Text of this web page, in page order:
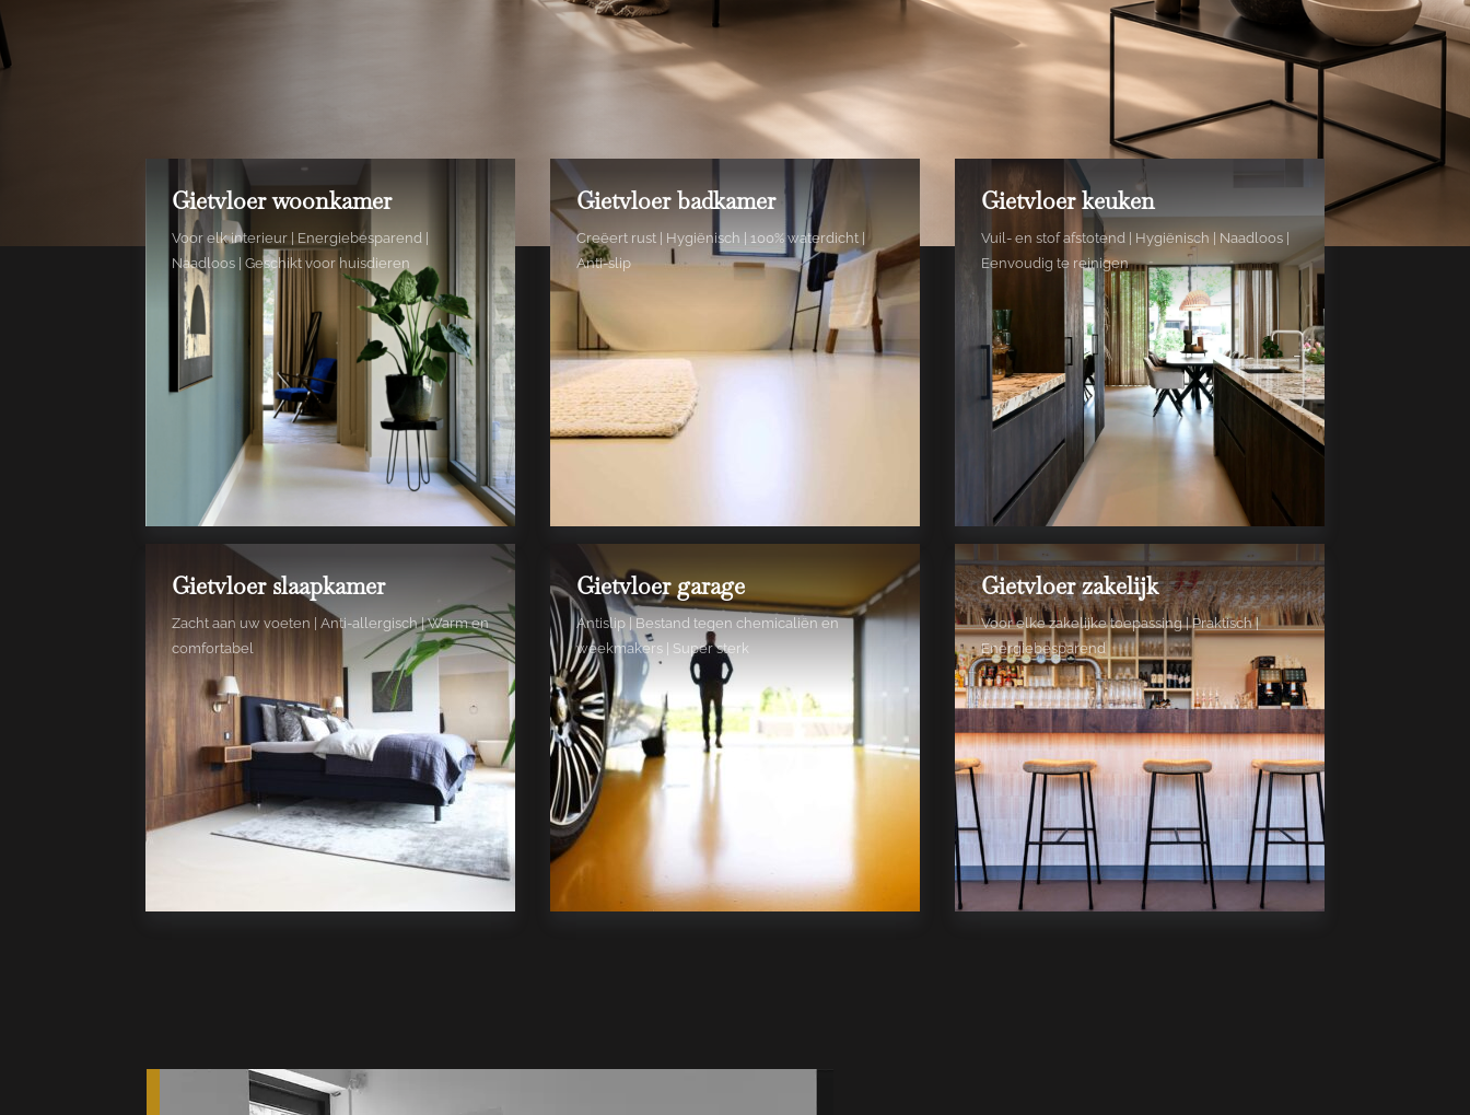
Gietvloer woonkamer
Voor elk interieur | Energiebesparend |
Naadloos | Geschikt voor huisdieren
Gietvloer badkamer
Creëert rust | Hygiënisch | 100% waterdicht |
Anti-slip
Gietvloer keuken
Vuil- en stof afstotend | Hygiënisch | Naadloos |
Eenvoudig te reinigen
Gietvloer slaapkamer
Zacht aan uw voeten | Anti-allergisch | Warm en
comfortabel
Gietvloer garage
Antislip | Bestand tegen chemicaliën en
weekmakers | Super sterk
Gietvloer zakelijk
Voor elke zakelijke toepassing | Praktisch |
Energiebesparend